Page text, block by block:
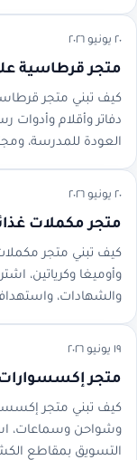
٢٠ يونيو ٢٠٢٦
متجر قرطاسية على
كيف تبني متجر
دفاتر وأقلام
العودة للمدرسة،
٢٠ يونيو ٢٠٢٦
متجر مكملات
كيف تبني متجر
والشهادات،
١٩ يونيو ٢٠٢٦
متجر إكسسوارات
كيف تبني متجر
التسويق بمقاطع